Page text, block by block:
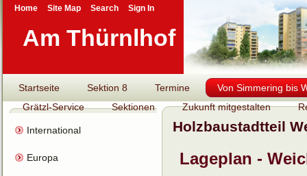
Am Thürnlhof
Startseite Sektion 8 Termine
Von Simmering bis
Grätzl-Service
Sektionen Zukunft mitgestalten
International
Europa
Holzbaustadtteil
Lageplan -
Home Site Map Search Sign In